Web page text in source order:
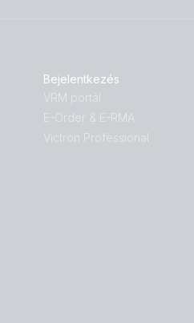
Bejelentkezés
VRM portál
E-Order & E-RMA
Victron Professional